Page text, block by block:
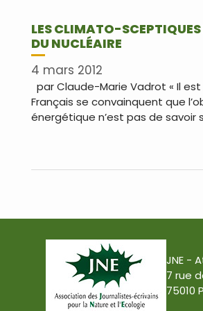
LES CLIMATO-
DU NUCLÉAIRE
4 mars 2012
par Claude-Marie Vadrot « Il
Français se convainquent que
énergétique n’est pas de savoir
JNE -
7 rue
75010